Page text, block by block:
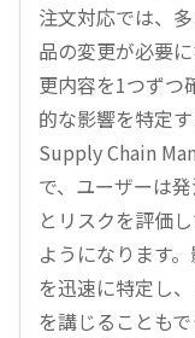
注文対応では、
品の変更が必要
更内容を1つずつ
的な影響を特定
Supply Chain
で、ユーザーは
とリスクを評価
ようになります
を迅速に特定し
を講じることも